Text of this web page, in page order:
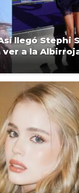
llegó Stephi
ver a la